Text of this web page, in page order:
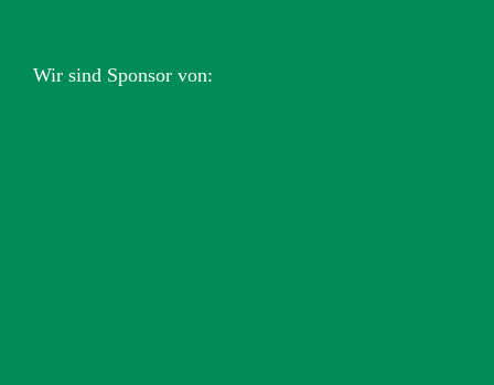
Wir sind Sponsor von: